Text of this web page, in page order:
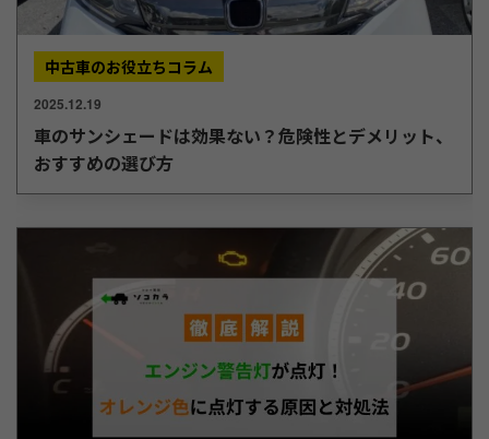
中古車のお役立ちコラム
2025.12.19
車のサンシェードは効果ない？危険性とデメリット、
おすすめの選び方